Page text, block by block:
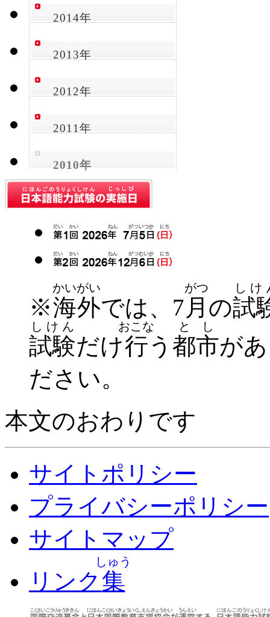
2014年
2013年
2012年
2011年
2010年
※海外
かいがい
では、7 月
がつ
の試
しけ
試験
しけん
だけ行
おこな
う 都市
とし
が
ださい。
本文のおわりです
サイトポリシー
プライバシーポリシー
サイトマップ
リンク 集
しゅう